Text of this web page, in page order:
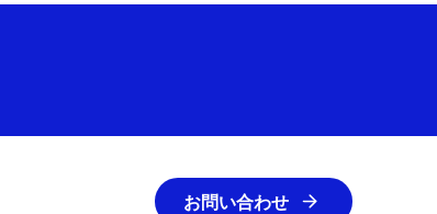
お問い合わせ